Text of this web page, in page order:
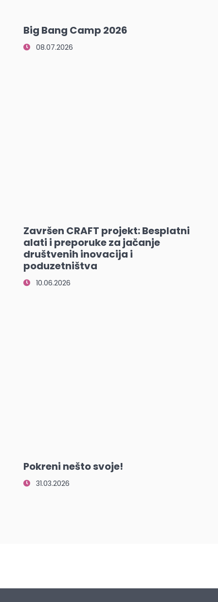
Big Bang Camp 2026
08.07.2026
Završen CRAFT projekt: Besplatni
alati i preporuke za jačanje
društvenih inovacija i
poduzetništva
10.06.2026
Pokreni nešto svoje!
31.03.2026